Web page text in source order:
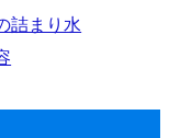
詰まり水